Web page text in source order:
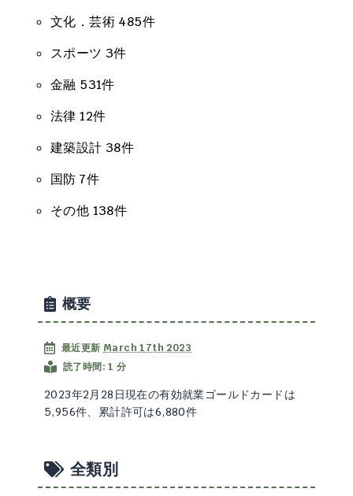
文化．芸術 485件
スポーツ 3件
金融 531件
法律 12件
建築設計 38件
国防 7件
その他 138件
概要
最近更新 March 17th 2023
読了時間: 1 分
2023年2月28日現在の有効就業ゴールドカードは
5,956件、累計許可は6,880件
全類別